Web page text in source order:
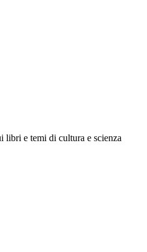
libri e temi di cultura e scienza